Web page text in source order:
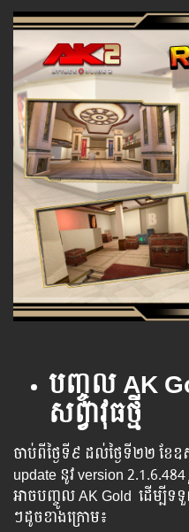
បញ្ចូលAK
សព្វាវុធថ្មី
ចាប់​ពី​ថ្ងៃ​ទី​៩ ដល់​​​ថ្ងៃ​​ទី២២ ខែឧ
update ​នូវ ​version
អាច​​បញ្ចូល​ AK Gold ​​ ​ដើម្បី​​ទ
ៗ​ដូច​ខាង​ក្រោម៖